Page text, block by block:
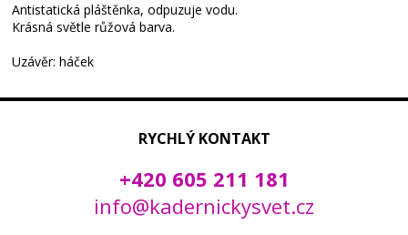
Antistatická pláštěnka, odpuzuje vodu.
Krásná světle růžová barva.
Uzávěr: háček
RYCHLÝ KONTAKT
+420 605 211 181
info@kadernickysvet.cz